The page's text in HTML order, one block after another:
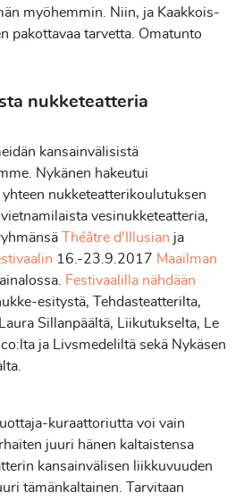
myöhemmin. Niin, ja Kaakkois-
pakottavaa tarvetta. Omatunto
nukketeatteria
kansainvälisistä
Nykänen hakeutui
nukketeatterikoulutuksen
vesinukketeatteria,
Théâtre d'Illusian ja
16.-23.9.2017 Maailman
Festivaalilla nähdään
esitystä, Tehdasteatterilta,
Sillanpäältä, Liikutukselta, Le
ja Livsmedeliltä sekä Nykäsen
kuraattoriutta voi vain
juuri hänen kaltaistensa
kansainvälisen liikkuvuuden
tämänkaltainen. Tarvitaan